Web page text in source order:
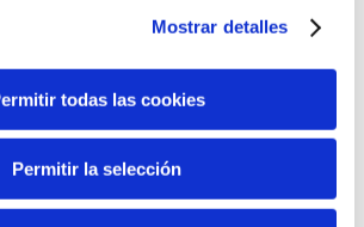
Mostrar detalles
todas las cookies
Permitir la selección
biztanleak